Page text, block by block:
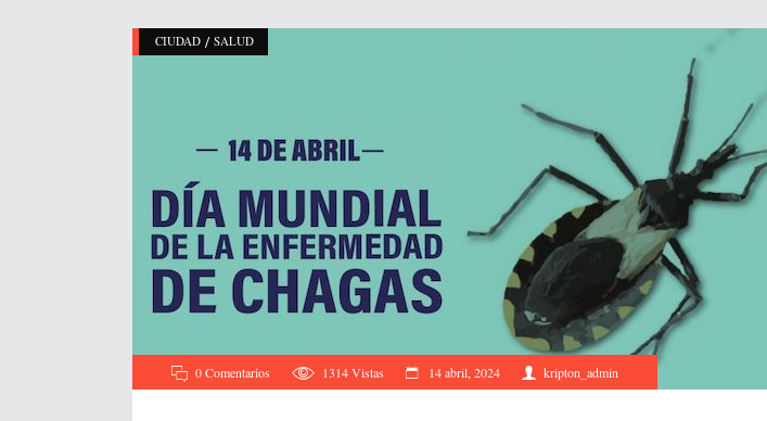
CIUDAD / SALUD
0 Comentarios 1314Vistas 14 abril, 2024 kripton_admin